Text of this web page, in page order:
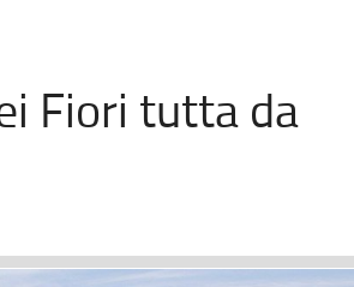
Fiori tutta da